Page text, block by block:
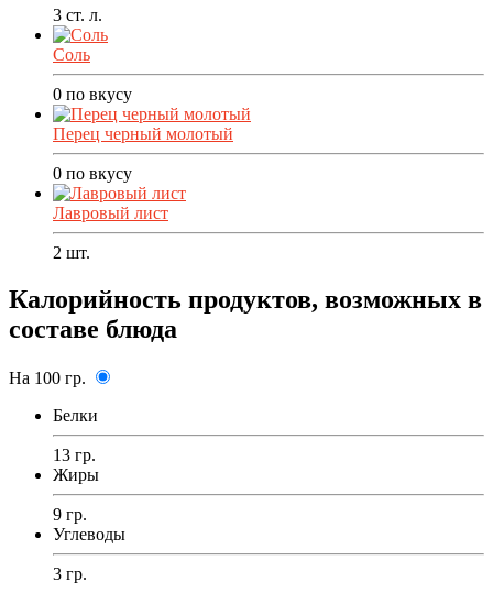
3 ст. л.
Соль
0 по вкусу
Перец черный молотый
0 по вкусу
Лавровый лист
2 шт.
Калорийность продуктов, возможных в
составе блюда
На 100 гр.
Белки
13 гр.
Жиры
9 гр.
Углеводы
3 гр.